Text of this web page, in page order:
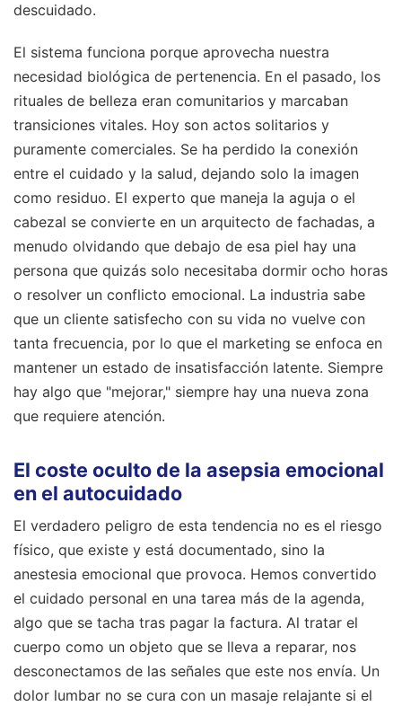
descuidado.
El sistema funciona porque aprovecha nuestra
necesidad biológica de pertenencia. En el pasado, los
rituales de belleza eran comunitarios y marcaban
transiciones vitales. Hoy son actos solitarios y
puramente comerciales. Se ha perdido la conexión
entre el cuidado y la salud, dejando solo la imagen
como residuo. El experto que maneja la aguja o el
cabezal se convierte en un arquitecto de fachadas, a
menudo olvidando que debajo de esa piel hay una
persona que quizás solo necesitaba dormir ocho horas
o resolver un conflicto emocional. La industria sabe
que un cliente satisfecho con su vida no vuelve con
tanta frecuencia, por lo que el marketing se enfoca en
mantener un estado de insatisfacción latente. Siempre
hay algo que "mejorar," siempre hay una nueva zona
que requiere atención.
El coste oculto de la asepsia emocional
en el autocuidado
El verdadero peligro de esta tendencia no es el riesgo
físico, que existe y está documentado, sino la
anestesia emocional que provoca. Hemos convertido
el cuidado personal en una tarea más de la agenda,
algo que se tacha tras pagar la factura. Al tratar el
cuerpo como un objeto que se lleva a reparar, nos
desconectamos de las señales que este nos envía. Un
dolor lumbar no se cura con un masaje relajante si el